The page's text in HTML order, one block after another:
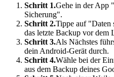
Schritt 1.Gehe in der App
Sicherung".
Schritt 2.Tippe auf "Daten
das letzte Backup vor dem
Schritt 3.Als Nächstes
dein Android-Gerät durch.
Schritt 4.Wähle bei der
aus dem Backup deines